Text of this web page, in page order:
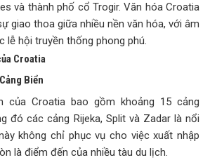
và thành phố cổ Trogir. Văn hóa Croatia
giao thoa giữa nhiều nền văn hóa, với âm
lễ hội truyền thống phong phú.
Croatia
Biển
của Croatia bao gồm khoảng 15 cảng
đó các cảng Rijeka, Split và Zadar là nổi
không chỉ phục vụ cho việc xuất nhập
là điểm đến của nhiều tàu du lịch.